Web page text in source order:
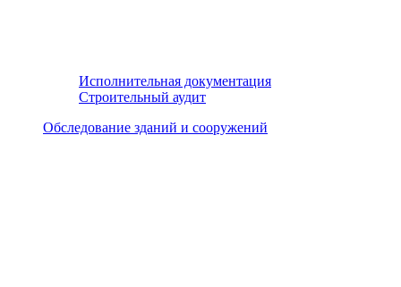
Исполнительная документация
Строительный аудит
Обследование зданий и сооружений